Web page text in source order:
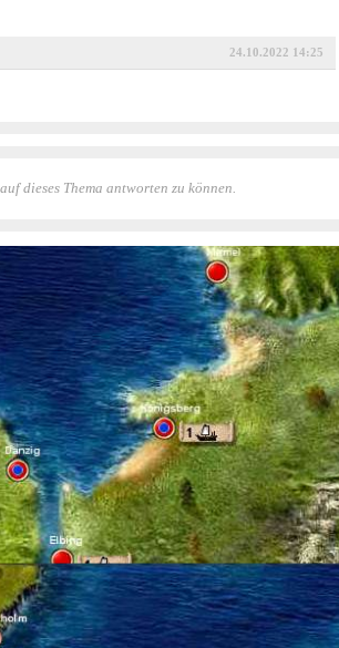
24.10.2022 14:25
dieses Thema antworten zu können.